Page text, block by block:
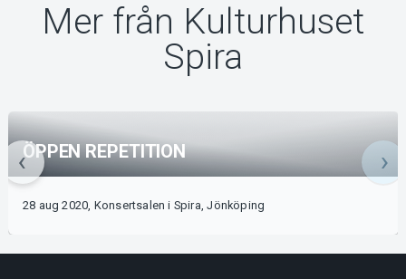
Mer från Kulturhuset
Spira
ÖPPEN REPETITION
28 aug 2020, Konsertsalen i Spira, Jönköping